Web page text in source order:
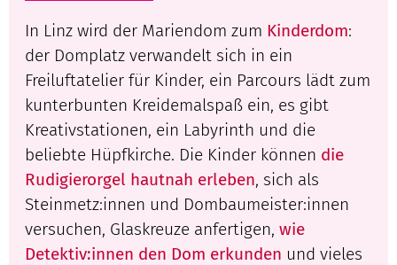
In Linz wird der Mariendom zum Kinderdom:
der Domplatz verwandelt sich in ein
Freiluftatelier für Kinder, ein Parcours lädt zum
kunterbunten Kreidemalspaß ein, es gibt
Kreativstationen, ein Labyrinth und die
beliebte Hüpfkirche. Die Kinder können die
Rudigierorgel hautnah erleben, sich als
Steinmetz:innen und Dombaumeister:innen
versuchen, Glaskreuze anfertigen, wie
Detektiv:innen den Dom erkunden und vieles